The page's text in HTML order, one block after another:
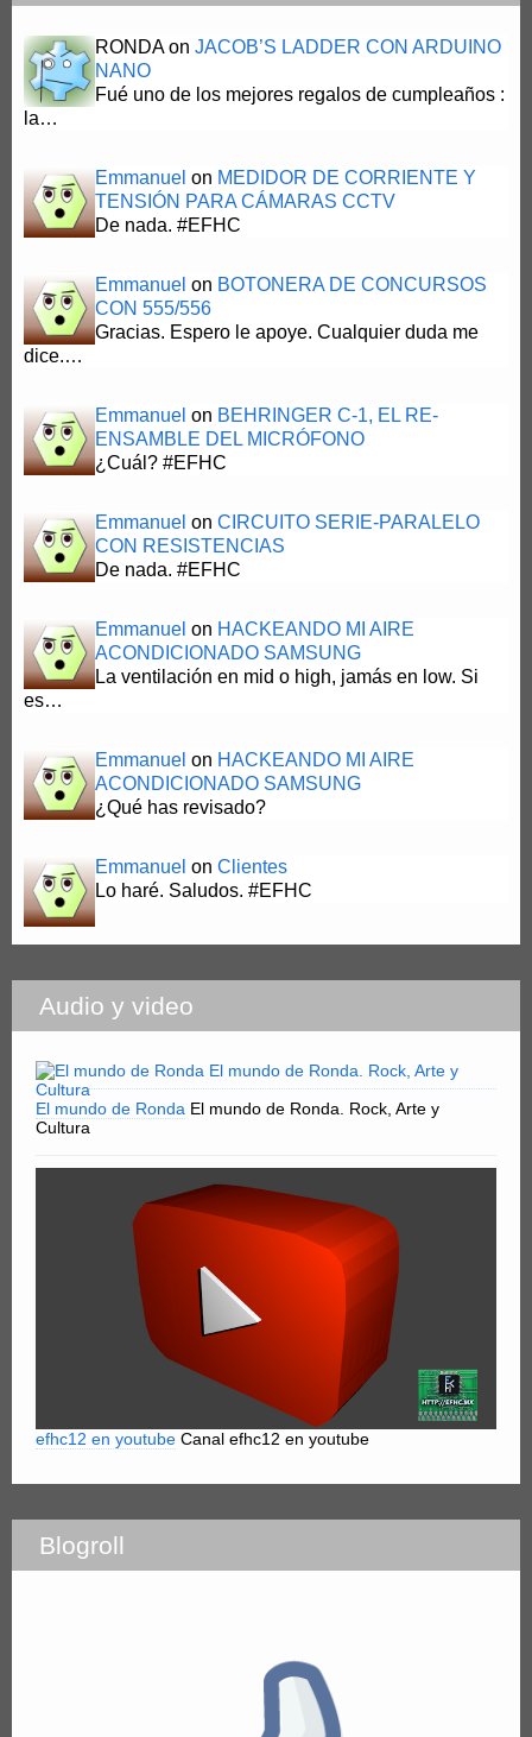
RONDA on JACOB’S LADDER CON ARDUINO
NANO
Fué uno de los mejores regalos de cumpleaños :
la…
Emmanuel on MEDIDOR DE CORRIENTE Y
TENSIÓN PARA CÁMARAS CCTV
De nada. #EFHC
Emmanuel on BOTONERA DE CONCURSOS
CON 555/556
Gracias. Espero le apoye. Cualquier duda me
dice.…
Emmanuel on BEHRINGER C-1, EL RE-
ENSAMBLE DEL MICRÓFONO
¿Cuál? #EFHC
Emmanuel on CIRCUITO SERIE-PARALELO
CON RESISTENCIAS
De nada. #EFHC
Emmanuel on HACKEANDO MI AIRE
ACONDICIONADO SAMSUNG
La ventilación en mid o high, jamás en low. Si
es…
Emmanuel on HACKEANDO MI AIRE
ACONDICIONADO SAMSUNG
¿Qué has revisado?
Emmanuel on Clientes
Lo haré. Saludos. #EFHC
Audio y video
El mundo de Ronda El mundo de Ronda. Rock, Arte y
Cultura
efhc12 en youtube Canal efhc12 en youtube
Blogroll